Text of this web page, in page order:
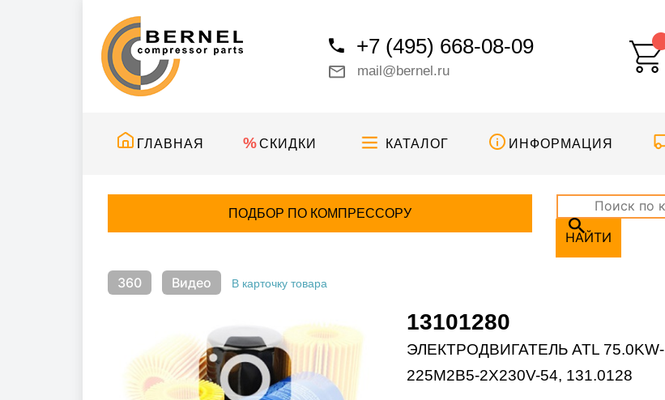
+7 (495) 668-08-09
mail@bernel.ru
ГЛАВНАЯ СКИДКИ КАТАЛОГ ИНФОРМАЦИЯ
ПОДБОР ПО КОМПРЕССОРУ
НАЙТИ
360 Видео В карточку товара
13101280
ЭЛЕКТРОДВИГАТЕЛЬ ATL 75.0KW-
225M2B5-2X230V-54, 131.0128